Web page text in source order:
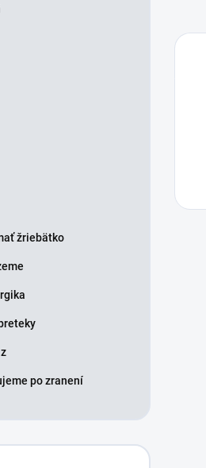
žriebätko
po zranení